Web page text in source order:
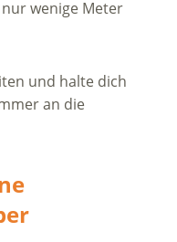
wenige Meter
und halte dich
an die